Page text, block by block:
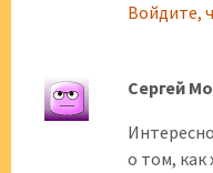
Войдите,
Сергей
о том, как